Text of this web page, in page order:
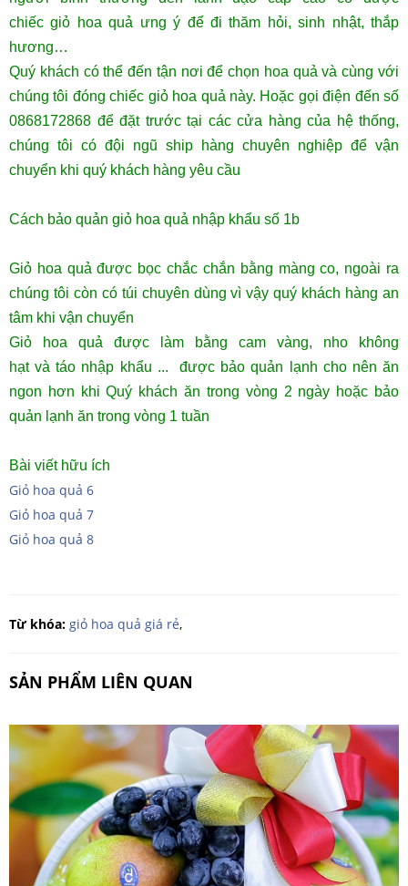
chiếc giỏ hoa quả ưng ý để đi thăm hỏi, sinh nhật, thắp
hương…
Quý khách có thể đến tận nơi để chọn hoa quả và cùng với
chúng tôi đóng chiếc giỏ hoa quả này. Hoặc gọi điện đến số
0868172868 để đặt trước tại các cửa hàng của hệ thống,
chúng tôi có đội ngũ ship hàng chuyên nghiệp để vận
chuyển khi quý khách hàng yêu cầu
Cách bảo quản giỏ hoa quả nhập khẩu số 1b
Giỏ hoa quả được bọc chắc chắn bằng màng co, ngoài ra
chúng tôi còn có túi chuyên dùng vì vậy quý khách hàng an
tâm khi vận chuyển
Giỏ hoa quả được làm bằng cam vàng, nho không
hạt và táo nhập khẩu ... được bảo quản lạnh cho nên ăn
ngon hơn khi Quý khách ăn trong vòng 2 ngày hoặc bảo
quản lạnh ăn trong vòng 1 tuần
Bài viết hữu ích
Giỏ hoa quả 6
Giỏ hoa quả 7
Giỏ hoa quả 8
Từ khóa: giỏ hoa quả giá rẻ,
SẢN PHẨM LIÊN QUAN